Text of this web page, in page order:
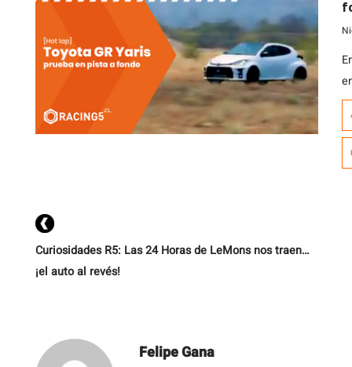
Curiosidades R5: Las 24 Horas de LeMons nos traen…
¡el auto al revés!
Felipe Gana